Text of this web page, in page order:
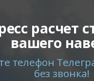
расчет
вашего
телефон
без звонка!